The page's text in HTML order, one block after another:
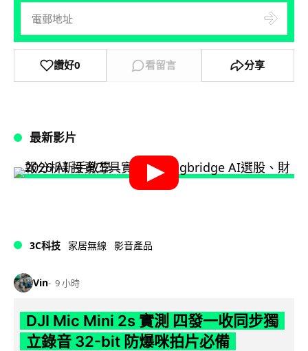
讚好0 看留言 分享
最新影片
3C科技 家居無線 影音產品
Vin 9 小時
DJI Mic Mini 2s 實測 四發一收同步獨
立錄音 32-bit 防爆咪拍片必備